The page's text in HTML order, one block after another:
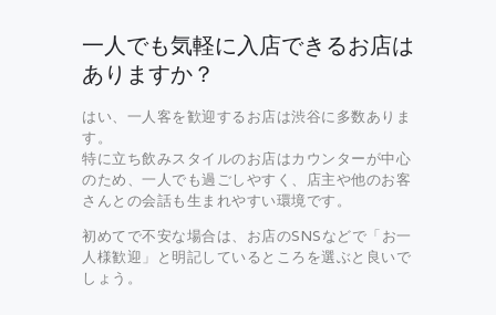
一人でも気軽に入店できるお店は
ありますか？
はい、一人客を歓迎するお店は渋谷に多数ありま
す。
特に立ち飲みスタイルのお店はカウンターが中心
のため、一人でも過ごしやすく、店主や他のお客
さんとの会話も生まれやすい環境です。
初めてで不安な場合は、お店のSNSなどで「お一
人様歓迎」と明記しているところを選ぶと良いで
しょう。